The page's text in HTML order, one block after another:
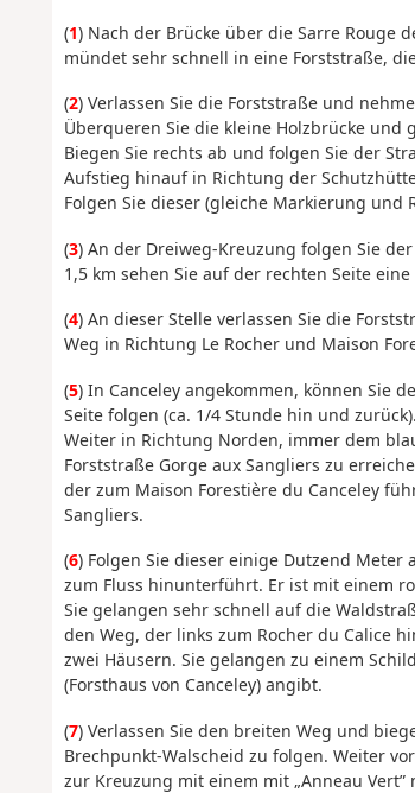
(1) Nach der Brücke über die Sarre Rouge
mündet sehr schnell in eine Forststraße,
(2) Verlassen Sie die Forststraße und
Überqueren Sie die kleine Holzbrücke und
Biegen Sie rechts ab und folgen Sie der
Aufstieg hinauf in Richtung der
Folgen Sie dieser (gleiche Markierung
(3) An der Dreiweg-Kreuzung folgen Sie
1,5 km sehen Sie auf der rechten Seite
(4) An dieser Stelle verlassen Sie die
Weg in Richtung Le Rocher und Maison
(5) In Canceley angekommen, können Sie
Seite folgen (ca. 1/4 Stunde hin und zurück).
Weiter in Richtung Norden, immer dem
Forststraße Gorge aux Sangliers zu
der zum Maison Forestière du Canceley
Sangliers.
(6) Folgen Sie dieser einige Dutzend
zum Fluss hinunterführt. Er ist mit einem
Sie gelangen sehr schnell auf die
den Weg, der links zum Rocher du Calice
zwei Häusern. Sie gelangen zu einem
(Forsthaus von Canceley) angibt.
(7) Verlassen Sie den breiten Weg und
Brechpunkt-Walscheid zu folgen. Weiter
zur Kreuzung mit einem mit „Anneau Vert”